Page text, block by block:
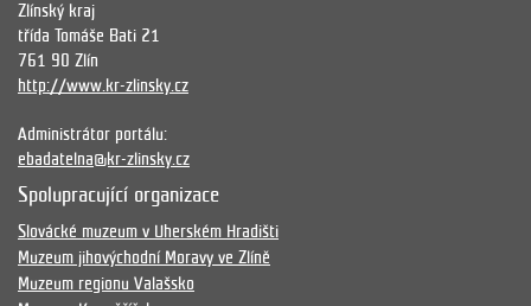
Zlínský kraj
třída Tomáše Bati 21
761 90 Zlín
http://www.kr-zlinsky.cz
Administrátor portálu:
ebadatelna@kr-zlinsky.cz
Spolupracující organizace
Slovácké muzeum v Uherském Hradišti
Muzeum jihovýchodní Moravy ve Zlíně
Muzeum regionu Valašsko